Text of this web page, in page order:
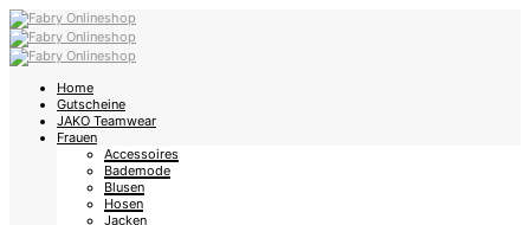
Home
Gutscheine
JAKO Teamwear
Frauen
Accessoires
Bademode
Blusen
Hosen
Jacken